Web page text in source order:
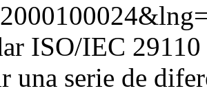
ISO/IEC
una serie de